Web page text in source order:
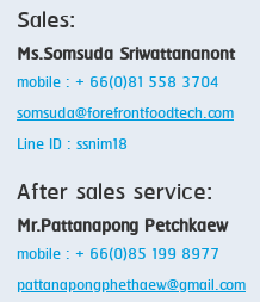
Sales:
Ms.Somsuda Sriwattananont
mobile : + 66(0)81 558 3704
somsuda@forefrontfoodtech.com
Line ID : ssnim18
After sales service:
Mr.Pattanapong Petchkaew
mobile : + 66(0)85 199 8977
pattanapongphethaew@gmail.com